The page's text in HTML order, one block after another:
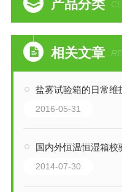
产品分类
相关文章
盐雾试验箱的日常维
2016-05-31
国内外恒温恒湿箱校
2014-07-30